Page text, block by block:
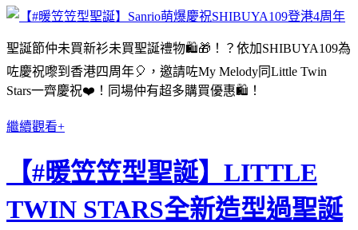
聖誕節仲未買新衫未買聖誕禮物🛍🎁！？依加SHIBUYA109為
咗慶祝嚟到香港四周年🎈，邀請咗My Melody同Little Twin
Stars一齊慶祝❤️！同場仲有超多購買優惠🛍！
繼續觀看+
【#暖笠笠型聖誕】LITTLE
TWIN STARS全新造型過聖誕